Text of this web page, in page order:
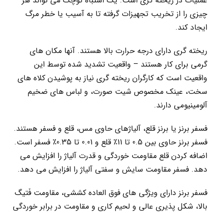
چیزی را از تخریب تجهیزات گرفته تا به آسیب یا خطر مرگ
ایجاد کند.
ریخته گری دارای درجه حرارت بالا هستند. آنها مکان های
گرمی برای کار هستند – واقعیت تشدید شده توسط این
واقعیت است که کارگران ریخته گری نیاز به پوشیدن کلاه های
سخت، عینک مخصوص شیت صورت، و لباس های ضخیم
آلومینیومی دارند.
فسفر برنز یا برنز قلع، آلیاژهای حاوی مس، قلع و فسفر هستند.
فسفر برنز حاوی بین 0.5 تا 11٪ قلع و 0.01 تا 0.35٪ فسفر است.
اضافه کردن قلع مقاومت خوردگی و قدرت آلیاژ را افزایش می
دهد. فسفر مقاومت سایش و سفتی آلیاژ را افزایش می دهد.
فسفر برنز دارای ویژگی های فوق العاده کششی، مقاومت فَتیگ
بالا، شکل پذیری عالی و لحیم کاری و مقاومت در برابر خوردگی